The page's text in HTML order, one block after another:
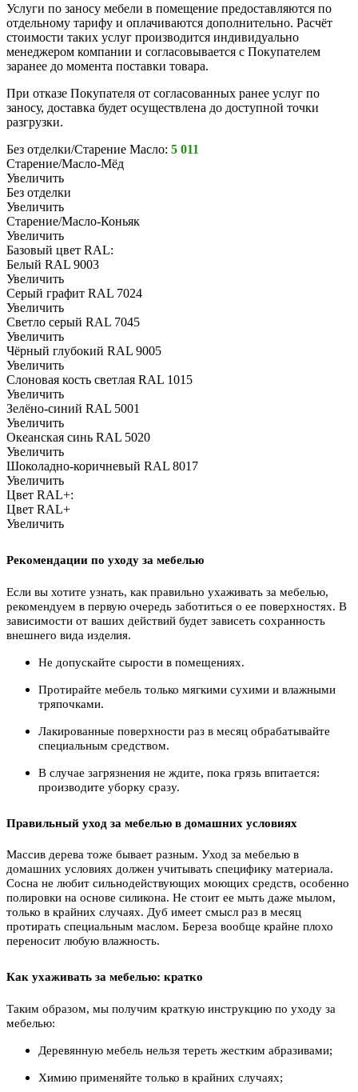
Услуги по заносу мебели в помещение предоставляются по
отдельному тарифу и оплачиваются дополнительно. Расчёт
стоимости таких услуг производится индивидуально
менеджером компании и согласовывается с Покупателем
заранее до момента поставки товара.
При отказе Покупателя от согласованных ранее услуг по
заносу, доставка будет осуществлена до доступной точки
разгрузки.
Без отделки/Старение Масло: 5 011
Старение/Масло-Мёд
Увеличить
Без отделки
Увеличить
Старение/Масло-Коньяк
Увеличить
Базовый цвет RAL:
Белый RAL 9003
Увеличить
Серый графит RAL 7024
Увеличить
Светло серый RAL 7045
Увеличить
Чёрный глубокий RAL 9005
Увеличить
Слоновая кость светлая RAL 1015
Увеличить
Зелёно-синий RAL 5001
Увеличить
Океанская синь RAL 5020
Увеличить
Шоколадно-коричневый RAL 8017
Увеличить
Цвет RAL+:
Цвет RAL+
Увеличить
Рекомендации по уходу за мебелью
Если вы хотите узнать, как правильно ухаживать за мебелью,
рекомендуем в первую очередь заботиться о ее поверхностях. В
зависимости от ваших действий будет зависеть сохранность
внешнего вида изделия.
Не допускайте сырости в помещениях.
Протирайте мебель только мягкими сухими и влажными
тряпочками.
Лакированные поверхности раз в месяц обрабатывайте
специальным средством.
В случае загрязнения не ждите, пока грязь впитается:
производите уборку сразу.
Правильный уход за мебелью в домашних условиях
Массив дерева тоже бывает разным. Уход за мебелью в
домашних условиях должен учитывать специфику материала.
Сосна не любит сильнодействующих моющих средств, особенно
полировки на основе силикона. Не стоит ее мыть даже мылом,
только в крайних случаях. Дуб имеет смысл раз в месяц
протирать специальным маслом. Береза вообще крайне плохо
переносит любую влажность.
Как ухаживать за мебелью: кратко
Таким образом, мы получим краткую инструкцию по уходу за
мебелью:
Деревянную мебель нельзя тереть жестким абразивами;
Химию применяйте только в крайних случаях;